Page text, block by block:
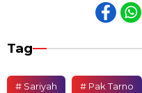
Tag
# Sariyah # Pak Tarno